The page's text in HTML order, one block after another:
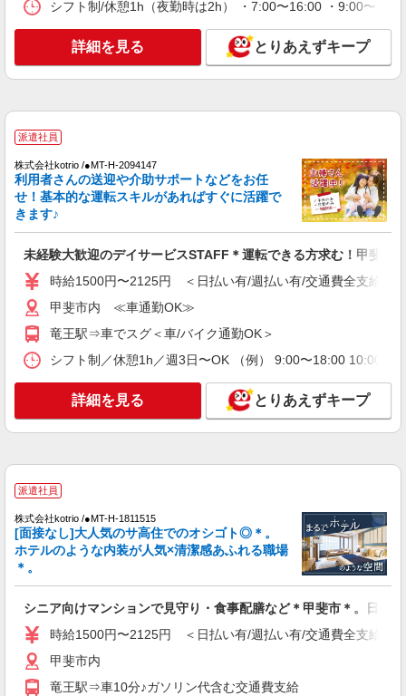
通費全支給(ガソリン代含む)＞
派遣社員
株式会社kotrio /●MT-H-2067093
甲斐市≫家庭的でこぢんまりしたグルホ＊家事
サポートなど
時給1500円〜2125円 ＜日払い有/週払い有/交
通費全支給(ガソリン代含む)＞
甲斐市内
キープ
派遣社員
株式会社ブレイブ（マイナビグループ）/MDN13
介護スタッフ ◆デイサービス、サービス付き
高齢者向け住宅、グループホームなど様々な勤
務先から選べます。
未経験：時給1600〜1800円（資格・経験によ
る） 経験者：時給1800〜2000円（資格・経験によ
日）＝35万2000円 ◆昇給あり ◆支払い方法 ※日
当社規定あり
キープ 詳細を見る
派遣社員
株式会社kotrio /●MT-H-2018559
格や経験を活かす
時給1400円〜 ＜資格や経験に応じて決定/交
シフト制/休憩1h（夜勤時は2h） ・7:00〜16:00 ・9:00〜
詳細を見る とりあえずキープ
派遣社員
株式会社kotrio /●MT-H-2094147
利用者さんの送迎や介助サポートなどをお任
せ！基本的な運転スキルがあればすぐに活躍で
きます♪
未経験大歓迎のデイサービスSTAFF＊運転できる方求む！甲斐市
時給1500円〜2125円 ＜日払い有/週払い有/交通費全支給(ガ
甲斐市内 ≪車通勤OK≫
竜王駅⇒車でスグ＜車/バイク通勤OK＞
シフト制／休憩1h／週3日〜OK （例） 9:00〜18:00 10:00〜
詳細を見る とりあえずキープ
派遣社員
株式会社kotrio /●MT-H-1811515
[面接なし]大人気のサ高住でのオシゴト◎＊。
ホテルのような内装が人気×清潔感あふれる職場
＊。
シニア向けマンションで見守り・食事配膳など＊甲斐市＊。日払可
時給1500円〜2125円 ＜日払い有/週払い有/交通費全支給(ガ
甲斐市内
竜王駅⇒車10分♪ガソリン代含む交通費支給